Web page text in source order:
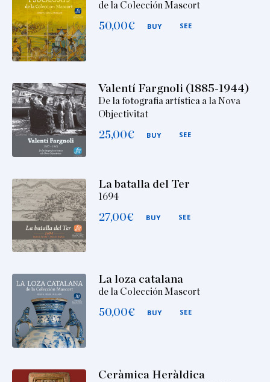
de la Colección Mascort
50,00€ BUY SEE
Valentí Fargnoli (1885-1944)
De la fotografia artística a la Nova
Objectivitat
25,00€ BUY SEE
La batalla del Ter
1694
27,00€ BUY SEE
La loza catalana
de la Colección Mascort
50,00€ BUY SEE
Ceràmica Heràldica